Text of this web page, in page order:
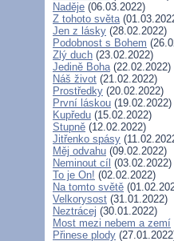
Naděje (06.03.2022)
Z tohoto světa
Jen z lásky (28.02.2022)
Podobnost s Bohem
Zlý duch (23.02.2022)
Jedině Boha(22.02.2022)
Náš život (21.02.2022)
Prostředky (20.02.2022)
První láskou (19.02.2022)
Kupředu (15.02.2022)
Stupně (12.02.2022)
Jitřenko spásy
Měj odvahu (09.02.2022)
Neminout cíl (03.02.2022)
To je On! (02.02.2022)
Na tomto světě
Velkorysost (31.01.2022)
Neztrácej (30.01.2022)
Most mezi nebem a zemí
Přinese plody